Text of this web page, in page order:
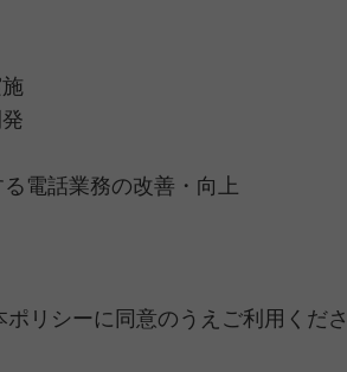
電話業務の改善・向上
リシーに同意のうえご利用くだ